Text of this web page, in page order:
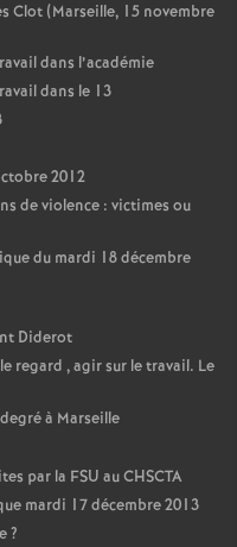
Clot (Marseille, 15 novembre
dans l’académie
dans le 13
2012
de violence : victimes ou
du mardi 18 décembre
Diderot
regard , agir sur le travail. Le
à Marseille
par la FSU au CHSCTA
mardi 17 décembre 2013
?